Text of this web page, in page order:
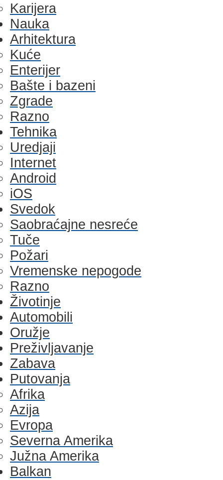
Karijera
Nauka
Arhitektura
Kuće
Enterijer
Bašte i bazeni
Zgrade
Razno
Tehnika
Uredjaji
Internet
Android
iOS
Svedok
Saobraćajne nesreće
Tuče
Požari
Vremenske nepogode
Razno
Životinje
Automobili
Oružje
Preživljavanje
Zabava
Putovanja
Afrika
Azija
Evropa
Severna Amerika
Južna Amerika
Balkan